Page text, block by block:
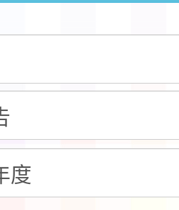
各區簡章
人才培育課程